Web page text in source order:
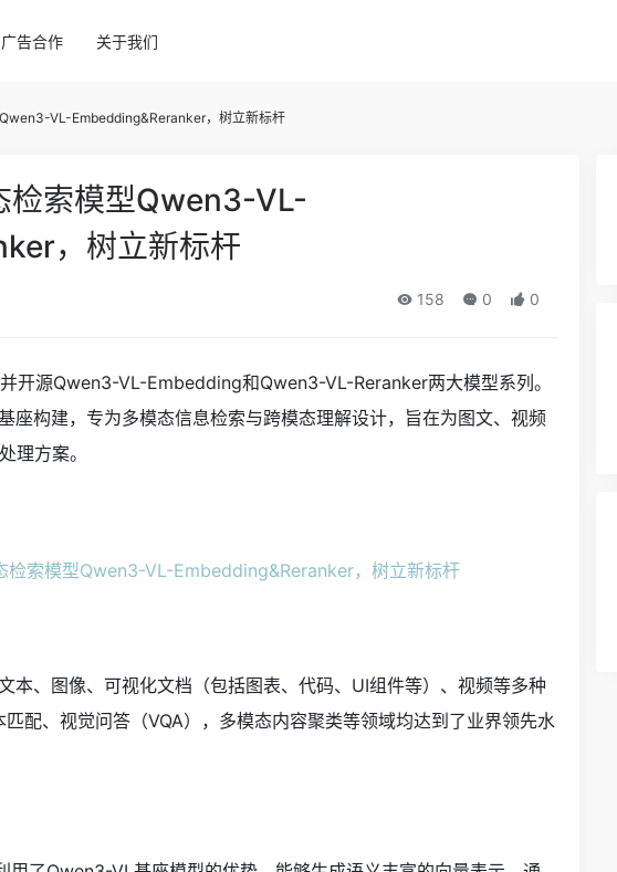
广告合作 关于我们
VL-Embedding&Reranker，树立新标杆
检索模型Qwen3-VL-
，树立新标杆
158 0 0
开源Qwen3-VL-Embedding和Qwen3-VL-Reranker两大模型系列。
座构建，专为多模态信息检索与跨模态理解设计，旨在为图文、视频
理方案。
本、图像、可视化文档（包括图表、代码、UI组件等）、视频等多种
配、视觉问答（VQA），多模态内容聚类等领域均达到了业界领先水